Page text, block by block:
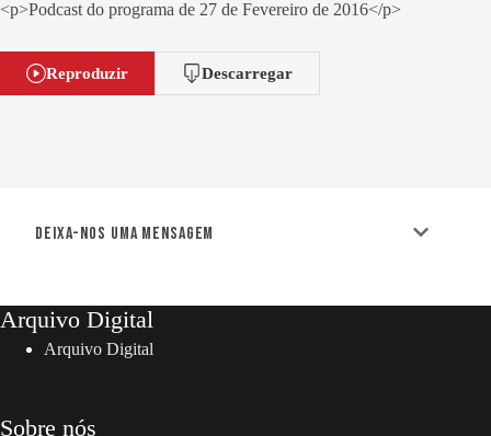
<p>Podcast do programa de 27 de Fevereiro de 2016</p>
Reproduzir Descarregar
Deixa-nos uma mensagem
Arquivo Digital
Arquivo Digital
Sobre nós